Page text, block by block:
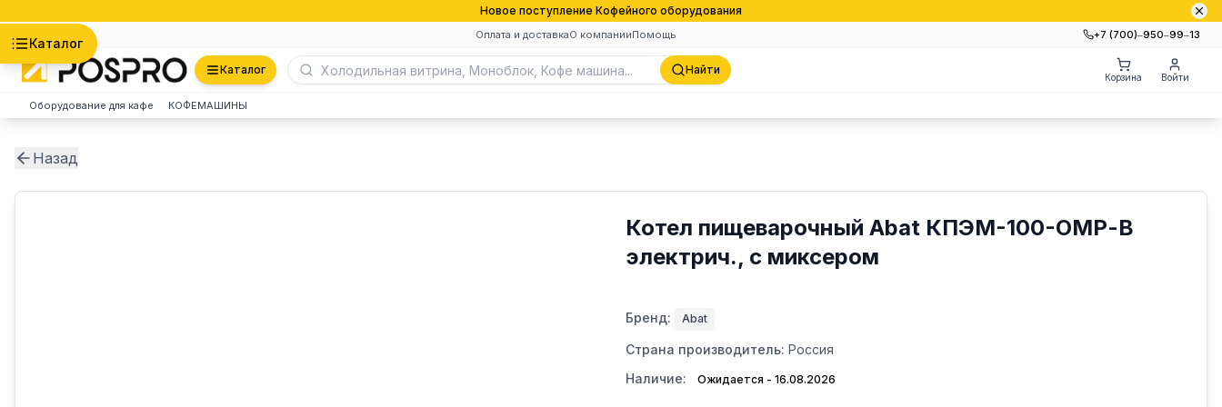
Новое поступление Кофейного оборудования
Оплата и доставкаО компанииПомощь +7 (700)‒950‒99‒13
Каталог
Каталог Найти
Корзина Войти
Оборудование для кафе КОФЕМАШИНЫ
Назад
Котел пищеварочный Abat КПЭМ-100-ОМР-В
электрич., с миксером
Бренд: Abat
Страна производитель: Россия
Наличие:
Ожидается - 16.08.2026